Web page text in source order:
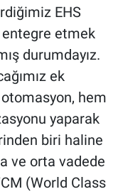
EHS
entegre etmek
durumdayız.
ek
hem
yaparak
biri haline
ve orta vadede
(World Class